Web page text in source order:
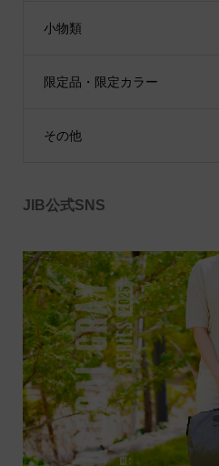
小物類
限定品・限定カラー
その他
JIB公式SNS